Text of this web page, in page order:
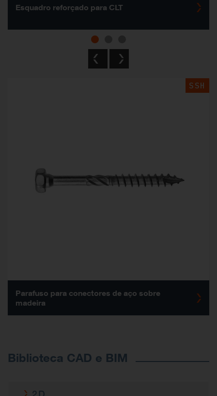
Esquadro reforçado para CLT
SSH
Parafuso para conectores de aço sobre
madeira
Biblioteca CAD e BIM